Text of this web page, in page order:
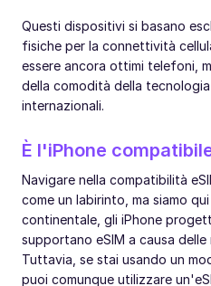
Questi dispositivi si basano
fisiche per la connettività
essere ancora ottimi telefoni,
della comodità della
internazionali.
È l'iPhone
Navigare nella compatibilità
come un labirinto, ma siamo
continentale, gli iPhone
supportano eSIM a causa
Tuttavia, se stai usando un
puoi comunque utilizzare